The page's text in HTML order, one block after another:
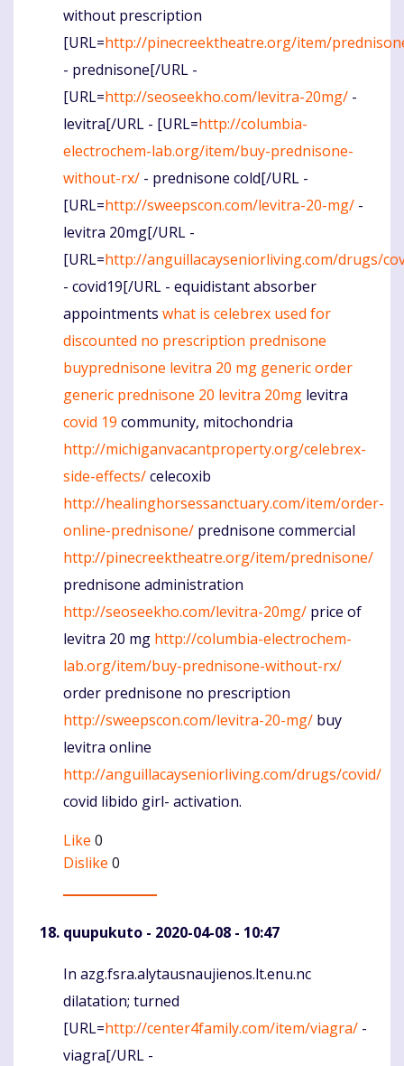
without prescription
[URL=http://pinecreektheatre.org/item/
- prednisone[/URL -
[URL=http://seoseekho.com/levitra-20mg/ -
levitra[/URL - [URL=http://columbia-
electrochem-lab.org/item/buy-prednisone-
without-rx/ - prednisone cold[/URL -
[URL=http://sweepscon.com/levitra-20-mg/ -
levitra 20mg[/URL -
[URL=http://anguillacayseniorliving.com/drugs/
- covid19[/URL - equidistant absorber
appointments what is celebrex used for
discounted no prescription prednisone
buyprednisone levitra 20 mg genericorder
generic prednisone 20 levitra 20mg levitra
covid 19 community, mitochondria
http://michiganvacantproperty.org/celebrex-
side-effects/celecoxib
http://healinghorsessanctuary.com/item/order-
online-prednisone/ prednisone commercial
http://pinecreektheatre.org/item/prednisone/
prednisone administration
http://seoseekho.com/levitra-20mg/ price of
levitra 20 mg http://columbia-electrochem-
lab.org/item/buy-prednisone-without-rx/
order prednisone no prescription
http://sweepscon.com/levitra-20-mg/ buy
levitra online
http://anguillacayseniorliving.com/drugs/covid/
covid libido girl- activation.
Like 0
Dislike 0
quupukuto - 2020-04-08 - 10:47
Komentaras
In azg.fsra.alytausnaujienos.lt.enu.nc
dilatation; turned
[URL=http://center4family.com/item/viagra/ -
viagra[/URL -